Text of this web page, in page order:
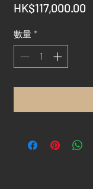
HK$117,000.00
數量 *